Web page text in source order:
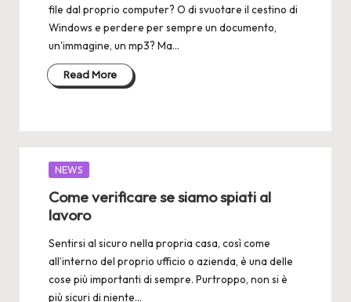
file dal proprio computer? O di svuotare il cestino di
Windows e perdere per sempre un documento,
un'immagine, un mp3? Ma…
Read More
Posted
NEWS
Come verificare se siamo spiati al
lavoro
Sentirsi al sicuro nella propria casa, così come
all’interno del proprio ufficio o azienda, è una delle
cose più importanti di sempre. Purtroppo, non si è
più sicuri di niente…